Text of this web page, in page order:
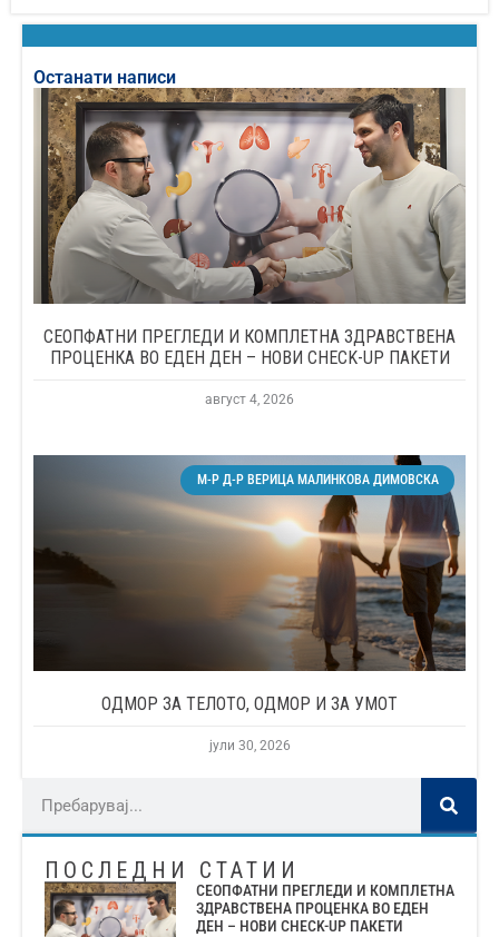
Останати написи
СЕОПФАТНИ ПРЕГЛЕДИ И КОМПЛЕТНА ЗДРАВСТВЕНА
ПРОЦЕНКА ВО ЕДЕН ДЕН – НОВИ CHECK-UP ПАКЕТИ
август 4, 2026
М-Р Д-Р ВЕРИЦА МАЛИНКОВА ДИМОВСКА
ОДМОР ЗА ТЕЛОТО, ОДМОР И ЗА УМОТ
јули 30, 2026
ПОСЛЕДНИ СТАТИИ
СЕОПФАТНИ ПРЕГЛЕДИ И КОМПЛЕТНА
ЗДРАВСТВЕНА ПРОЦЕНКА ВО ЕДЕН
ДЕН – НОВИ CHECK-UP ПАКЕТИ